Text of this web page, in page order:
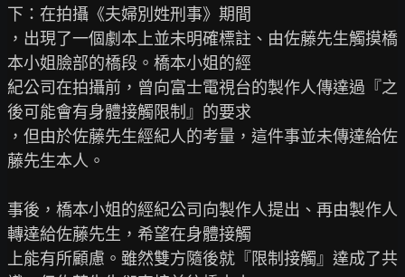
下：在拍攝《夫婦別姓刑事》期間
，出現了一個劇本上並未明確標註、由佐藤先生觸摸橋
本小姐臉部的橋段。橋本小姐的經
紀公司在拍攝前，曾向富士電視台的製作人傳達過『之
後可能會有身體接觸限制』的要求
，但由於佐藤先生經紀人的考量，這件事並未傳達給佐
藤先生本人。
事後，橋本小姐的經紀公司向製作人提出、再由製作人
轉達給佐藤先生，希望在身體接觸
上能有所顧慮。雖然雙方隨後就『限制接觸』達成了共